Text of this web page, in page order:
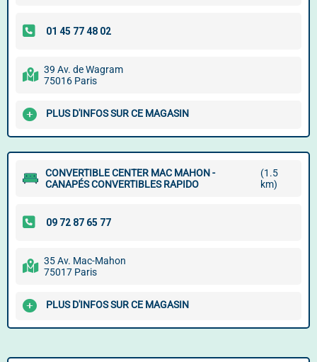
39 Av. de Wagram
75016 Paris
PLUS D'INFOS SUR CE MAGASIN
CONVERTIBLE CENTER MAC MAHON -
CANAPÉS CONVERTIBLES RAPIDO
(1.5
km)
35 Av. Mac-Mahon
75017 Paris
PLUS D'INFOS SUR CE MAGASIN